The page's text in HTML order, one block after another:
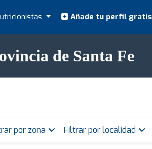
Añade tu perfil gratis
de Santa Fe
por zona Filtrar por localidad